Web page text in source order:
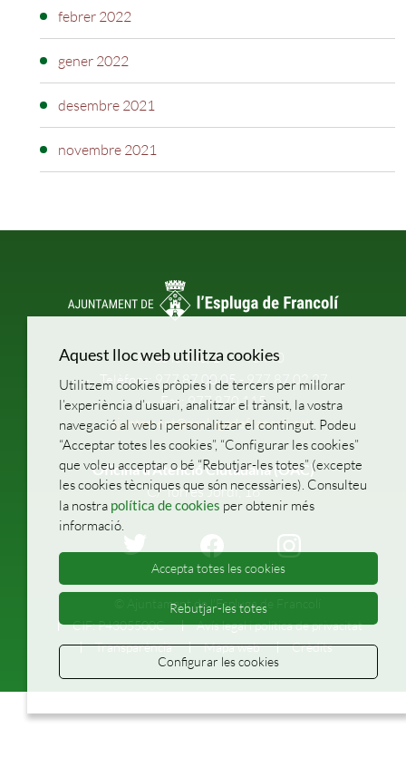
febrer 2022
gener 2022
desembre 2021
novembre 2021
Pl. de la Vila, 1
43440
Telèfons: 977 87 00 05 - 977 87 02 27
Fax: 977 870 115
ajuntament@esplugadefrancoli.cat
Oficina d’Atenció Ciutadana (OAC)
C/ Torres Jordi, 16
© Ajuntament de l'Espluga de Francolí
CIF: P4305500C
Avís legal i política de privacitat
Transparència
Mapa web Crèdits
Aquest lloc web utilitza cookies
Utilitzem cookies pròpies i de tercers per millorar
l’experiència d’usuari, analitzar el trànsit, la vostra
navegació al web i personalitzar el contingut. Podeu
“Acceptar totes les cookies”, “Configurar les cookies”
que voleu acceptar o bé “Rebutjar-les totes” (excepte
les cookies tècniques que són necessàries). Consulteu
la nostra política de cookies per obtenir més
informació.
Accepta totes les cookies
Rebutjar-les totes
Configurar les cookies